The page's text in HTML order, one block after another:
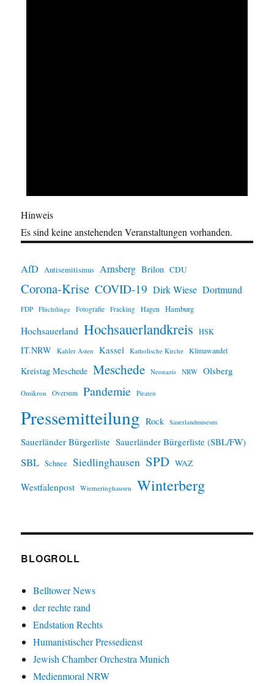
Hinweis
Es sind keine anstehenden Veranstaltungen vorhanden.
AfD Antisemitismus Arnsberg Brilon CDU
Corona-Krise COVID-19 Dirk Wiese Dortmund
FDP Flüchtlinge Fotografie Fracking Hagen Hamburg
Hochsauerland Hochsauerlandkreis HSK
IT.NRW Kahler Asten Kassel Katholische Kirche Klimawandel
Kreistag Meschede Meschede Neonazis NRW Olsberg
Omikron Oversum Pandemie Piraten
Pressemitteilung Rock Sauerlandmuseum
Sauerländer Bürgerliste Sauerländer Bürgerliste (SBL/FW)
SBL Schnee Siedlinghausen SPD WAZ
Westfalenpost Wiemeringhausen Winterberg
BLOGROLL
Belltower News
der rechte rand
Endstation Rechts
Humanistischer Pressedienst
Jewish Chamber Orchestra Munich
Medienmoral NRW